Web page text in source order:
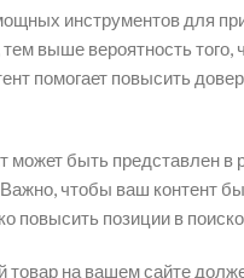
инструментов для
выше вероятность
помогает повысить
может быть представлен
Важно, чтобы ваш
повысить позиции в
товар на вашем сайте